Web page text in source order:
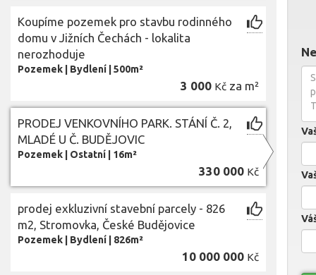
Koupíme pozemek pro stavbu rodinného
domu v Jižních Čechách - lokalita
nerozhoduje
Pozemek Bydlení 500m²
3 000 Kč za m²
PRODEJ VENKOVNÍHO PARK. STÁNÍ Č. 2,
MLADÉ U Č. BUDĚJOVIC
Pozemek Ostatní 16m²
330 000 Kč
prodej exkluzivní stavební parcely - 826
m2, Stromovka, České Budějovice
Pozemek Bydlení 826m²
10 000 000 Kč